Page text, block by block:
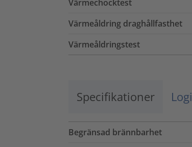
Värmechocktest
Värmeåldring draghållfasthet
Värmeåldringstest
Specifikationer
Begränsad brännbarhet